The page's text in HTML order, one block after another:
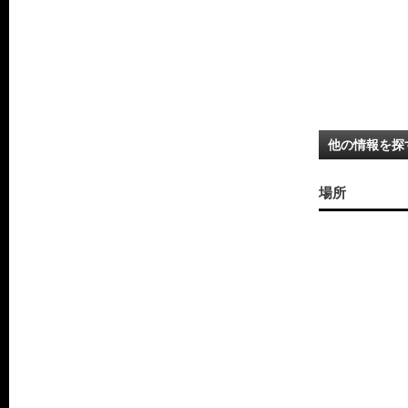
他の情報を探
場所